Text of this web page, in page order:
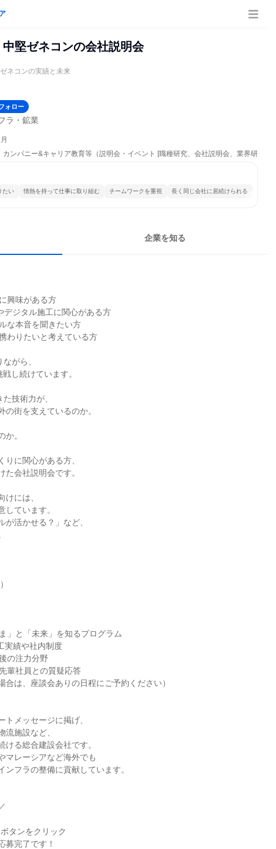
中堅ゼネコンの会社説明会
ネコンの実績と未来
ォロー
ラ・鉱業
ンパニー&キャリア教育等（説明会・イベント [職種研究、会社説明会、業界研
たい 情熱を持って仕事に取り組む チームワークを重視 長く同じ会社に居続けられる
企業を知る
興味がある方
デジタル施工に関心がある方
な本音を聞きたい方
わりたいと考えている方
がら、
し続けています。
技術力が、
街を支えているのか。
。
に関心がある方、
会社説明会です。
には、
しています。
が活かせる？」など、
」と「未来」を知るプログラム
実績や社内制度
の注力分野
輩社員との質疑応答
は、座談会ありの日程にご予約ください）
メッセージに掲げ、
流施設など、
る総合建設会社です。
マレーシアなど海外でも
フラの整備に貢献しています。
タンをクリック
募完了です！